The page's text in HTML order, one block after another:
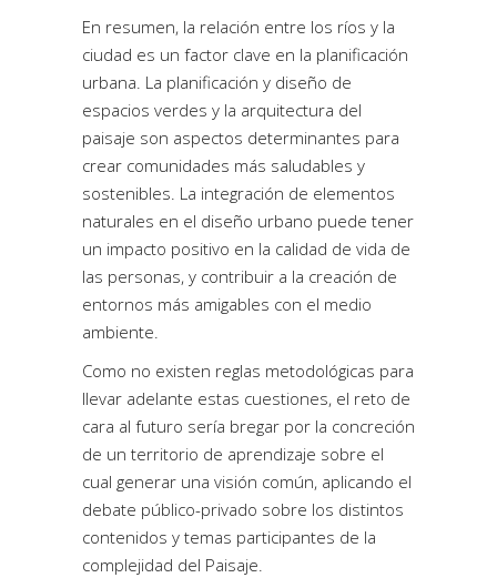
En resumen, la relación entre los ríos y la
ciudad es un factor clave en la planificación
urbana. La planificación y diseño de
espacios verdes y la arquitectura del
paisaje son aspectos determinantes para
crear comunidades más saludables y
sostenibles. La integración de elementos
naturales en el diseño urbano puede tener
un impacto positivo en la calidad de vida de
las personas, y contribuir a la creación de
entornos más amigables con el medio
ambiente.
Como no existen reglas metodológicas para
llevar adelante estas cuestiones, el reto de
cara al futuro sería bregar por la concreción
de un territorio de aprendizaje sobre el
cual generar una visión común, aplicando el
debate público-privado sobre los distintos
contenidos y temas participantes de la
complejidad del Paisaje.